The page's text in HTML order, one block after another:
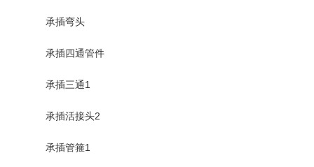
承插弯头
承插四通管件
承插三通1
承插活接头2
承插管箍1